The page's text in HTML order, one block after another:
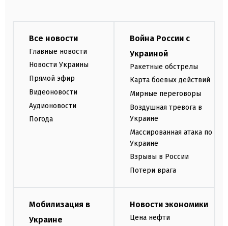
Все новости
Главные новости
Новости Украины
Прямой эфир
Видеоновости
Аудионовости
Погода
Война России с
Украиной
Ракетные обстрелы
Карта боевых действий
Мирные переговоры
Воздушная тревога в
Украине
Массированная атака по
Украине
Взрывы в России
Потери врага
Мобилизация в
Украине
Новости экономики
Цена нефти